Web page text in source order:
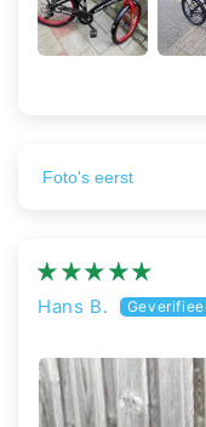
Sort by
Hans B.